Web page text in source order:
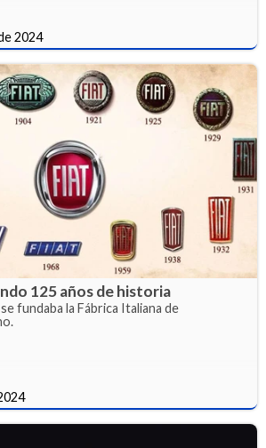
2024
125 años de historia
fundaba la Fábrica Italiana de